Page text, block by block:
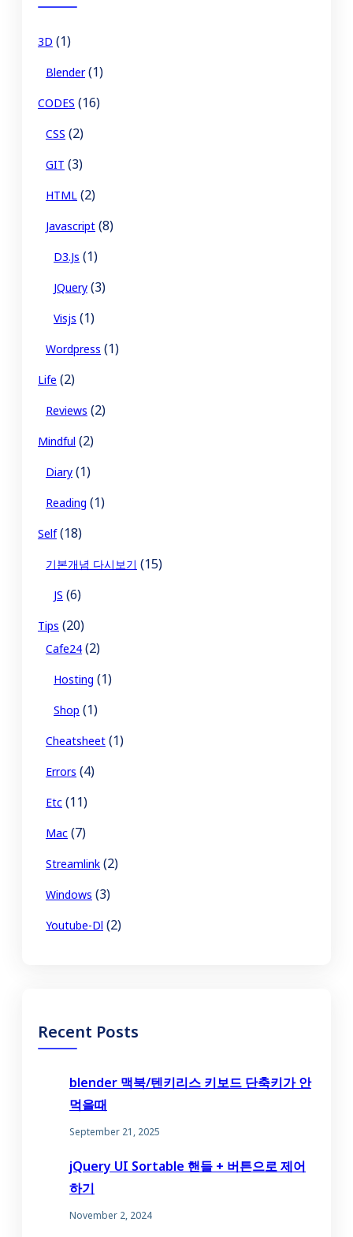
3D (1)
Blender(1)
CODES (16)
CSS (2)
GIT (3)
HTML (2)
Javascript (8)
D3.js (1)
JQuery (3)
Visjs (1)
Wordpress (1)
Life (2)
Reviews (2)
Mindful (2)
Diary (1)
Reading (1)
Self(18)
기본개념 다시보기 (15)
JS (6)
Tips (20)
Cafe24 (2)
Hosting (1)
Shop (1)
Cheatsheet (1)
Errors (4)
Etc (11)
Mac (7)
Streamlink (2)
Windows (3)
Youtube-Dl (2)
Recent Posts
blender 맥북/텐키리스 키보드 단축키가 안
먹을때
September 21, 2025
jQuery UI Sortable 핸들 + 버튼으로 제어
하기
November 2, 2024